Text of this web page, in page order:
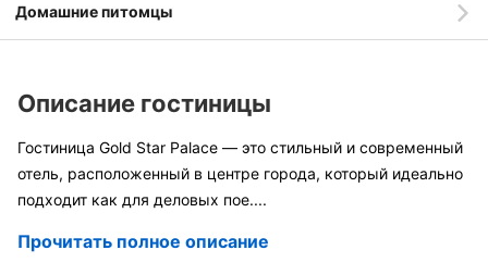
Домашние питомцы
Описание гостиницы
Гостиница Gold Star Palace — это стильный и современный
отель, расположенный в центре города, который идеально
подходит как для деловых пое....
Прочитать полное описание